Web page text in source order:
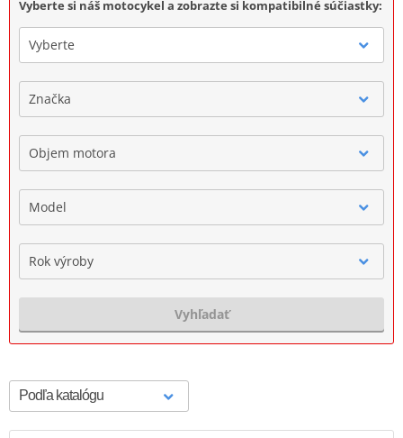
Vyberte si náš motocykel a zobrazte si kompatibilné súčiastky:
Vyberte
Značka
Objem motora
Model
Rok výroby
Vyhľadať